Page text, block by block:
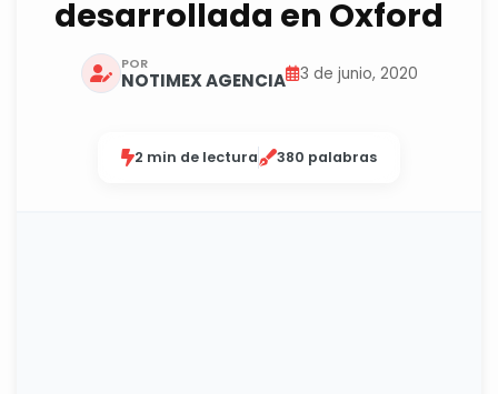
desarrollada en Oxford
POR
NOTIMEX AGENCIA 3 de junio, 2020
2 min de lectura 380 palabras